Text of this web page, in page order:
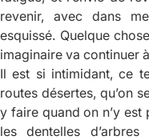
revenir, avec dans
esquissé. Quelque
imaginaire va continuer
Il est si intimidant, ce
routes désertes, qu’on
y faire quand on n’y est
les dentelles